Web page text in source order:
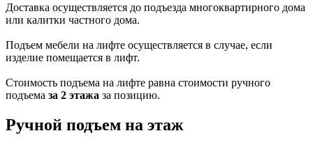
Доставка осуществляется до подъезда многоквартирного дома
или калитки частного дома.
Подъем мебели на лифте осуществляется в случае, если
изделие помещается в лифт.
Стоимость подъема на лифте равна стоимости ручного
подъема за 2 этажа за позицию.
Ручной подъем на этаж